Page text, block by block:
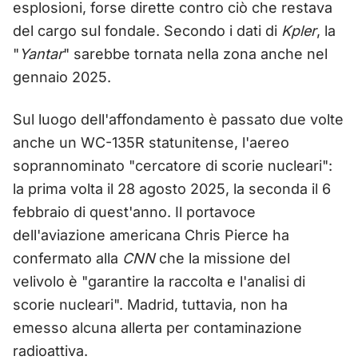
esplosioni, forse dirette contro ciò che restava
del cargo sul fondale. Secondo i dati di Kpler, la
" Yantar" sarebbe tornata nella zona anche nel
gennaio 2025.
Sul luogo dell'affondamento è passato due volte
anche un WC-135R statunitense, l'aereo
soprannominato "cercatore di scorie nucleari":
la prima volta il 28 agosto 2025, la seconda il 6
febbraio di quest'anno. Il portavoce
dell'aviazione americana Chris Pierce ha
confermato alla CNNche la missione del
velivolo è "garantire la raccolta e l'analisi di
scorie nucleari". Madrid, tuttavia, non ha
emesso alcuna allerta per contaminazione
radioattiva.